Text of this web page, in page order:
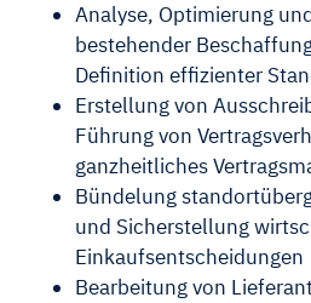
Analyse, Optimierung
bestehender
Definition effizienter
Erstellung von
Führung von
ganzheitliches
Bündelung
und Sicherstellung
Einkaufsentscheidungen
Bearbeitung von